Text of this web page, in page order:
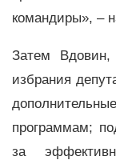
командиры», –
Затем
избрания
программам;
за